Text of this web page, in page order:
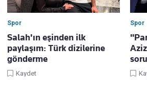
Spor
Salah'ın eşinden ilk
paylaşım: Türk dizilerine
gönderme
Kaydet
Spor